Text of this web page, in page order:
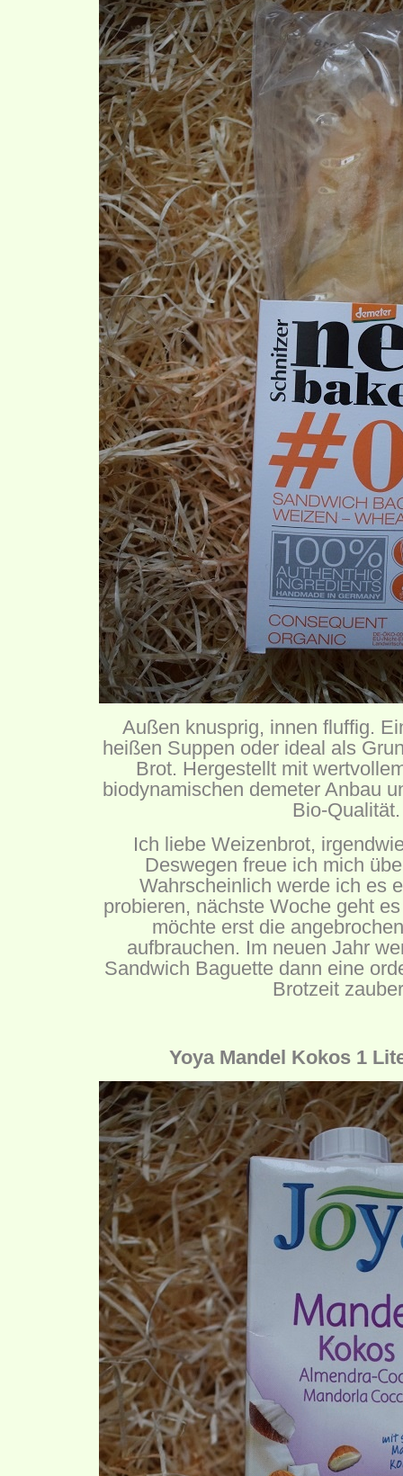
Außen knusprig, innen fluffig.
heißen Suppen oder ideal als
Brot. Hergestellt mit
biodynamischen demeter Anbau
Bio-Qualität.
Ich liebe Weizenbrot,
Deswegen freue ich mich
Wahrscheinlich werde ich es
probieren, nächste Woche geht
möchte erst die
aufbrauchen. Im neuen Jahr
Sandwich Baguette dann eine
Brotzeit
Yoya Mandel Kokos 1